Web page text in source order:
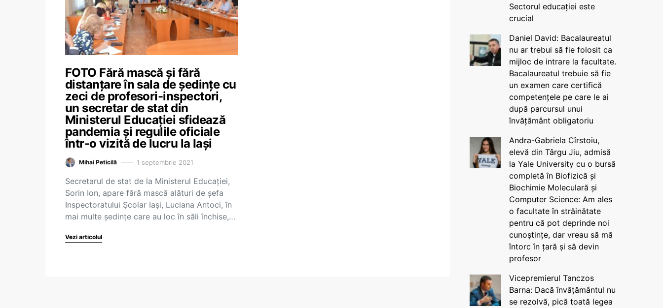
FOTO Fără mască și fără
distanțare în sala de ședințe cu
zeci de profesori-inspectori,
un secretar de stat din
Ministerul Educației sfidează
pandemia și regulile oficiale
într-o vizită de lucru la Iași
Mihai Peticilă 1 septembrie 2021
Secretarul de stat de la Ministerul Educației,
Sorin Ion, apare fără mască alături de șefa
Inspectoratului Școlar Iași, Luciana Antoci, în
mai multe ședințe care au loc în săli închise,…
Vezi articolul
Sectorul educației este
crucial
Daniel David: Bacalaureatul
nu ar trebui să fie folosit ca
mijloc de intrare la facultate.
Bacalaureatul trebuie să fie
un examen care certifică
competențele pe care le ai
după parcursul unui
învățământ obligatoriu
Andra-Gabriela Cîrstoiu,
elevă din Târgu Jiu, admisă
la Yale University cu o bursă
completă în Biofizică și
Biochimie Moleculară și
Computer Science: Am ales
o facultate în străinătate
pentru că pot deprinde noi
cunoștințe, dar vreau să mă
întorc în țară și să devin
profesor
Vicepremierul Tanczos
Barna: Dacă învățământul nu
se rezolvă, pică toată legea